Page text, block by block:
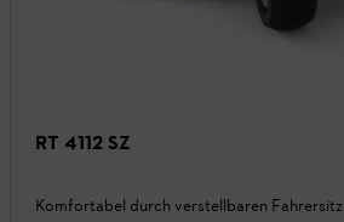
RT 4112 SZ
Komfortabel durch verstellbaren Fahrersitz